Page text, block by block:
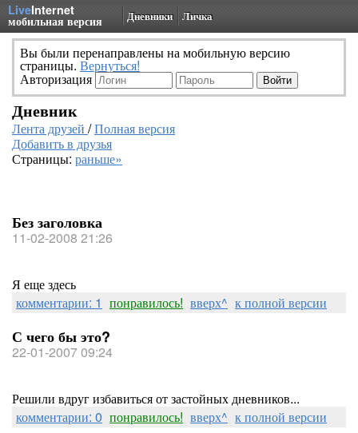
LiveInternet
мобильная версия Дневники Личка
Вы были перенаправлены на мобильную версию
страницы. Вернуться!
Авторизация
Дневник
Лента друзей /Полная версия
Добавить в друзья
Страницы: раньше»
Без заголовка
11-02-2008 21:26
Я еще здесь
комментарии: 1 понравилось! вверх^ к полной версии
С чего бы это?
22-01-2007 09:24
Решили вдруг избавиться от застойных дневников...
комментарии: 0 понравилось! вверх^ к полной версии